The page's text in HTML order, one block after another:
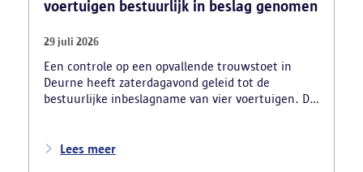
voertuigen bestuurlijk in beslag genomen
29 juli 2026
Een controle op een opvallende trouwstoet in
Deurne heeft zaterdagavond geleid tot de
bestuurlijke inbeslagname van vier voertuigen. De
nadat meerdere weggebruikers melding hadden
Lees meer